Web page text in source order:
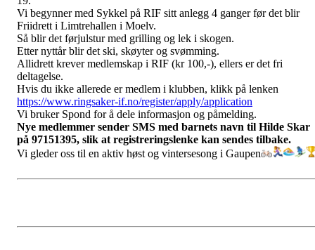
Vi begynner med Sykkel på RIF sitt anlegg 4 ganger før det blir
Friidrett i Limtrehallen i Moelv.
Så blir det førjulstur med grilling og lek i skogen.
Etter nyttår blir det ski, skøyter og svømming.
Allidrett krever medlemskap i RIF (kr 100,-), ellers er det fri
deltagelse.
Hvis du ikke allerede er medlem i klubben, klikk på lenken
https://www.ringsaker-if.no/register/apply/application
Vi bruker Spond for å dele informasjon og påmelding.
Nye medlemmer sender SMS med barnets navn til Hilde Skar
på 97151395, slik at registreringslenke kan sendes tilbake.
Vi gleder oss til en aktiv høst og vintersesong i Gaupen